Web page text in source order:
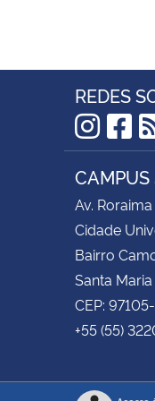
REDES
CAMPUS
Av.
Cidade
Bairro
Santa
CEP:
+55 (55)